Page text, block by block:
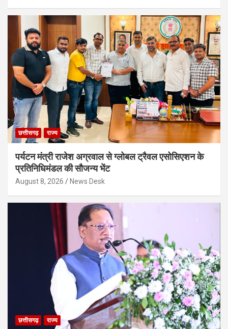
छत्तीसगढ़ राज्य
पर्यटन मंत्री राजेश अग्रवाल से ग्लोबल ट्रैवल एसोसिएशन के
प्रतिनिधिमंडल की सौजन्य भेंट
August 8, 2026 News Desk
छत्तीसगढ़ राज्य